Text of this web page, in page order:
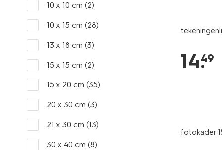
10 x 10 cm (2)
10 x 15 cm (28)
13 x 18 cm (3)
15 x 15 cm (2)
15 x 20 cm (35)
20 x 30 cm (3)
21 x 30 cm (13)
30 x 40 cm (8)
14.
49
fotokader